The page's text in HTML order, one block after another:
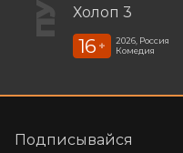
Холоп 3
16 +
2026, Россия
Комедия
Подписывайся